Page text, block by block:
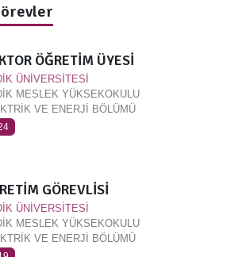
ÖĞRETİM ÜYESİ
ÜNİVERSİTESİ
MESLEK YÜKSEKOKULU
VE ENERJİ BÖLÜMÜ
GÖREVLİSİ
ÜNİVERSİTESİ
MESLEK YÜKSEKOKULU
VE ENERJİ BÖLÜMÜ